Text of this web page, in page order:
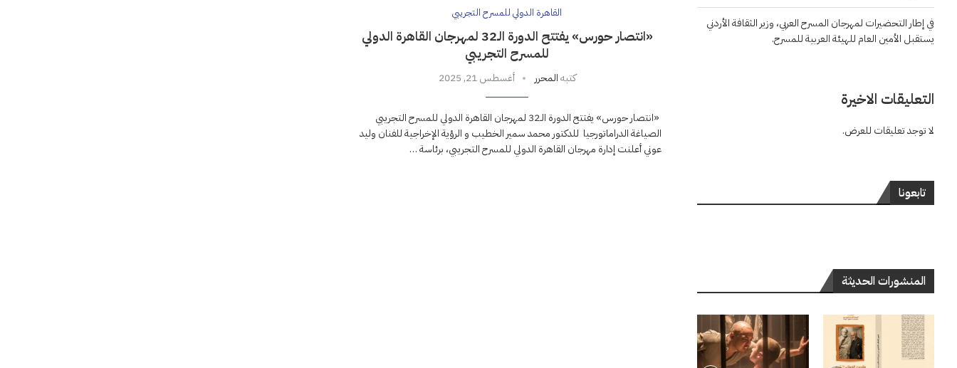
القاهرة الدولي للمسرح التجريبي
«انتصار حورس» يفتتح الدورة الـ32 لمهرجان القاهرة الدولي
للمسرح التجريبي
كتبهالمحرر أغسطس 21, 2025
«انتصار حورس» يفتتح الدورة الـ32 لمهرجان القاهرة الدولي للمسرح التجريبي
الصياغة الدراماتورجيا للدكتور محمد سمير الخطيب و الرؤية الإخراجية للفنان وليد
عوني أعلنت إدارة مهرجان القاهرة الدولي للمسرح التجريبي، برئاسة …
في إطار التحضيرات لمهرجان المسرح العربي، وزير الثقافة الأردني
يستقبل الأمين العام للهيئة العربية للمسرح.
التعليقات الاخيرة
لا توجد تعليقات للعرض.
تابعونا
المنشورات الحديثة